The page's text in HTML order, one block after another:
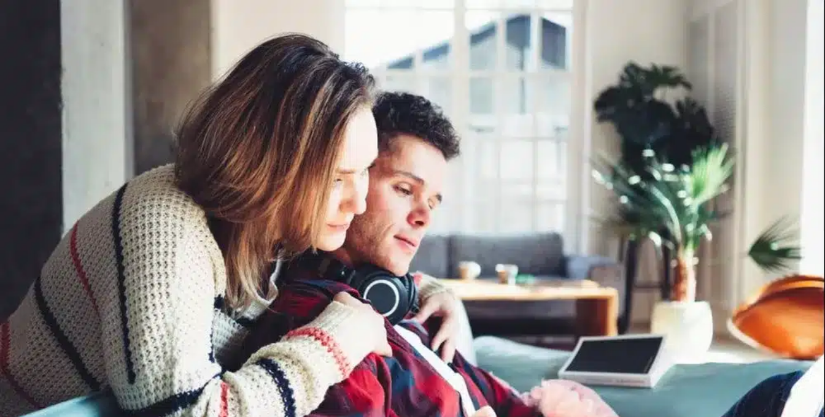
Quelles sont les questions à
poser pendant la visite d'un
appartement ?
Vous avez un projet immobilier ?
Le monde de l’immobilier ne vous est pas familier , vous avez peur de vous tromper ?
Voici quelques conseils et surtout, quelques questions à poser avant d’acheter !